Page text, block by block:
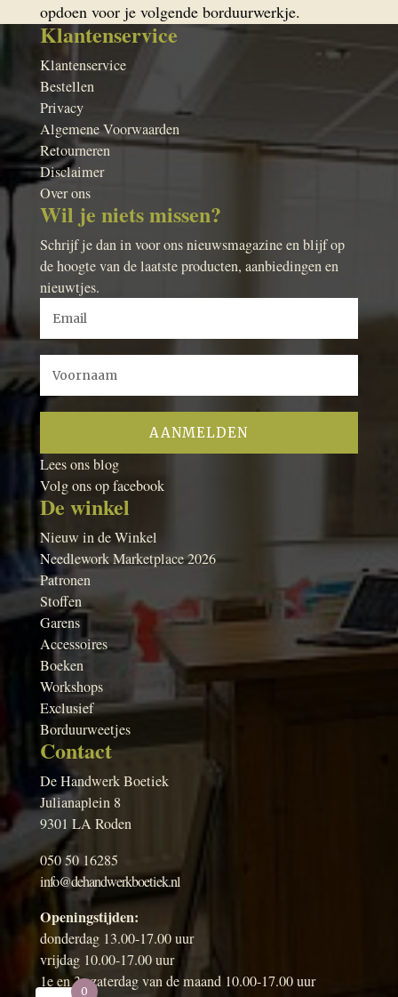
opdoen voor je volgende borduurwerkje.
Klantenservice
Klantenservice
Bestellen
Privacy
Algemene Voorwaarden
Retourneren
Disclaimer
Over ons
Wil je niets missen?
Schrijf je dan in voor ons nieuwsmagazine en blijf op
de hoogte van de laatste producten, aanbiedingen en
nieuwtjes.
Lees ons blog
Volg ons op facebook
De winkel
Nieuw in de Winkel
Needlework Marketplace 2026
Patronen
Stoffen
Garens
Accessoires
Boeken
Workshops
Exclusief
Borduurweetjes
Contact
De Handwerk Boetiek
Julianaplein 8
9301 LA Roden
050 50 16285
info@dehandwerkboetiek.nl
Openingstijden:
donderdag 13.00-17.00 uur
vrijdag 10.00-17.00 uur
1e en 3e zaterdag van de maand 10.00-17.00 uur
0